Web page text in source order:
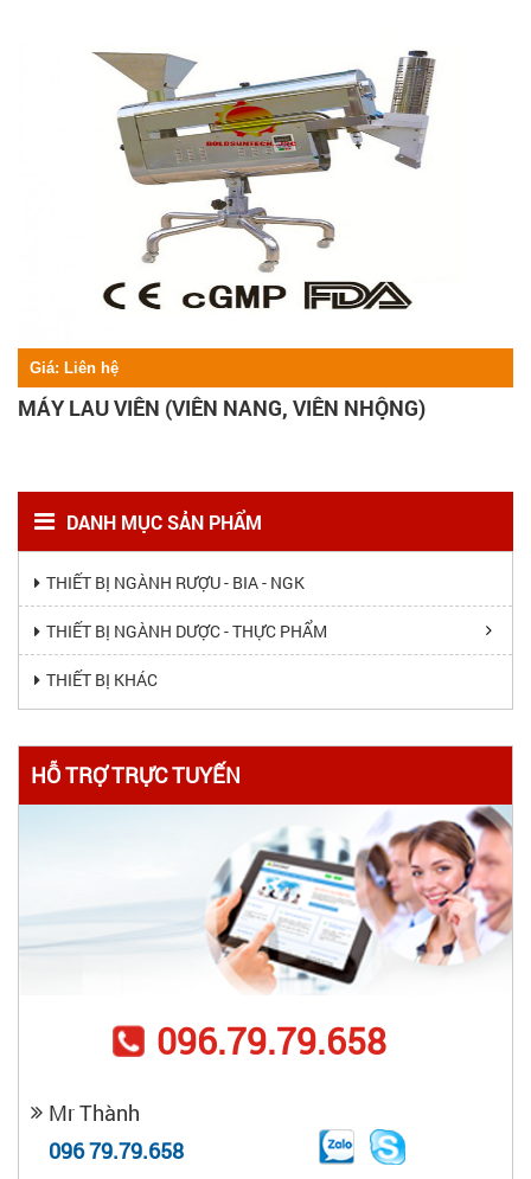
DANH MỤC SẢN PHẨM
THIẾT BỊ NGÀNH RƯỢU - BIA - NGK
THIẾT BỊ NGÀNH DƯỢC - THỰC PHẨM
THIẾT BỊ KHÁC
HỖ TRỢ TRỰC TUYẾN
096.79.79.658
Mr Thành
096 79.79.658
Giá: Liên hệ
MÁY LAU VIÊN (VIÊN NANG, VIÊN NHỘNG)